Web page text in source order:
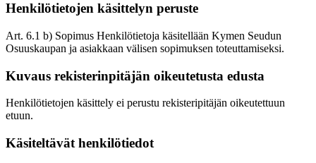
Henkilötietojen käsittelyn peruste
Art. 6.1 b) Sopimus Henkilötietoja käsitellään Kymen Seudun
Osuuskaupan ja asiakkaan välisen sopimuksen toteuttamiseksi.
Kuvaus rekisterinpitäjän oikeutetusta edusta
Henkilötietojen käsittely ei perustu rekisteripitäjän oikeutettuun
etuun.
Käsiteltävät henkilötiedot